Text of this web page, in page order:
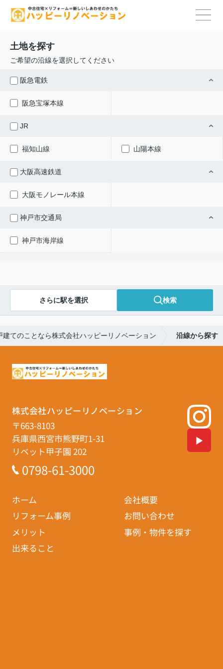
土地を探す
ご希望の沿線を選択してください
阪急電鉄
阪急宝塚本線
JR
福知山線 山陽本線
大阪高速鉄道
大阪モノレール本線
神戸市交通局
神戸市海岸線
さらに駅を選択 検索
てのことなら株式会社ハッピーリノベーション 沿線から探す
株式会社ハッピーリノベーション
〒663-8103
兵庫県西宮市熊野町1-31
リベット甲子園 202
0798-61-3000
ホーム
会社概要
リフォーム事例
お問い合わせ
メリット
事例・物件を探す
出来ること